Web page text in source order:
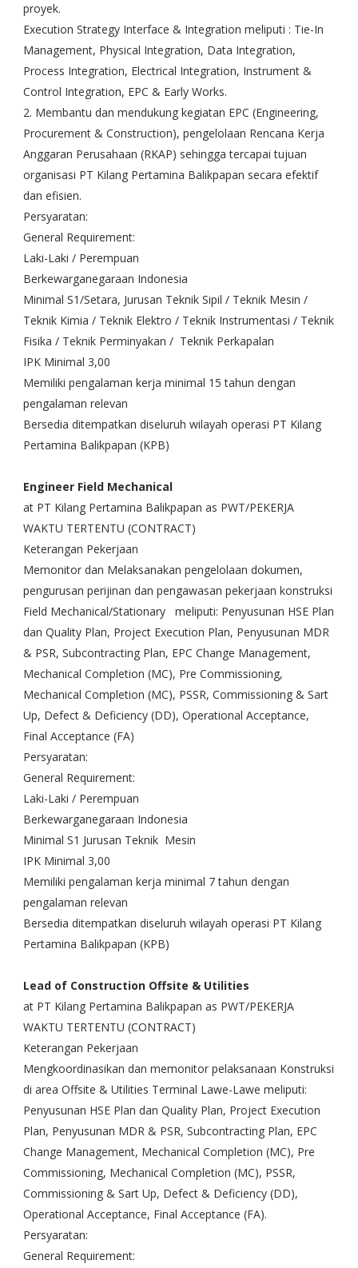
proyek.
Execution Strategy Interface & Integration meliputi : Tie-In
Management, Physical Integration, Data Integration,
Process Integration, Electrical Integration, Instrument &
Control Integration, EPC & Early Works.
2. Membantu dan mendukung kegiatan EPC (Engineering,
Procurement & Construction), pengelolaan Rencana Kerja
Anggaran Perusahaan (RKAP) sehingga tercapai tujuan
organisasi PT Kilang Pertamina Balikpapan secara efektif
dan efisien.
Persyaratan:
General Requirement:
Laki-Laki / Perempuan
Berkewarganegaraan Indonesia
Minimal S1/Setara, Jurusan Teknik Sipil / Teknik Mesin /
Teknik Kimia / Teknik Elektro / Teknik Instrumentasi / Teknik
Fisika / Teknik Perminyakan / Teknik Perkapalan
IPK Minimal 3,00
Memiliki pengalaman kerja minimal 15 tahun dengan
pengalaman relevan
Bersedia ditempatkan diseluruh wilayah operasi PT Kilang
Pertamina Balikpapan (KPB)
Engineer Field Mechanical
at PT Kilang Pertamina Balikpapan as PWT/PEKERJA
WAKTU TERTENTU (CONTRACT)
Keterangan Pekerjaan
Memonitor dan Melaksanakan pengelolaan dokumen,
pengurusan perijinan dan pengawasan pekerjaan konstruksi
Field Mechanical/Stationary meliputi: Penyusunan HSE Plan
dan Quality Plan, Project Execution Plan, Penyusunan MDR
& PSR, Subcontracting Plan, EPC Change Management,
Mechanical Completion (MC), Pre Commissioning,
Mechanical Completion (MC), PSSR, Commissioning & Sart
Up, Defect & Deficiency (DD), Operational Acceptance,
Final Acceptance (FA)
Persyaratan:
General Requirement:
Laki-Laki / Perempuan
Berkewarganegaraan Indonesia
Minimal S1 Jurusan Teknik Mesin
IPK Minimal 3,00
Memiliki pengalaman kerja minimal 7 tahun dengan
pengalaman relevan
Bersedia ditempatkan diseluruh wilayah operasi PT Kilang
Pertamina Balikpapan (KPB)
Lead of Construction Offsite & Utilities
at PT Kilang Pertamina Balikpapan as PWT/PEKERJA
WAKTU TERTENTU (CONTRACT)
Keterangan Pekerjaan
Mengkoordinasikan dan memonitor pelaksanaan Konstruksi
di area Offsite & Utilities Terminal Lawe-Lawe meliputi:
Penyusunan HSE Plan dan Quality Plan, Project Execution
Plan, Penyusunan MDR & PSR, Subcontracting Plan, EPC
Change Management, Mechanical Completion (MC), Pre
Commissioning, Mechanical Completion (MC), PSSR,
Commissioning & Sart Up, Defect & Deficiency (DD),
Operational Acceptance, Final Acceptance (FA).
Persyaratan:
General Requirement: